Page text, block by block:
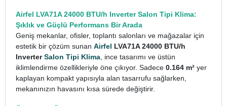
Airfel LVA71A 24000 BTU/h Inverter Salon Tipi Klima:
Şıklık ve Güçlü Performans Bir Arada
Geniş mekanlar, ofisler, toplantı salonları ve mağazalar için
estetik bir çözüm sunan Airfel LVA71A 24000 BTU/h
InverterSalon Tipi Klima , ince tasarımı ve üstün
iklimlendirme özellikleriyle öne çıkıyor. Sadece 0.164 m² yer
kaplayan kompakt yapısıyla alan tasarrufu sağlarken,
mekanınızın havasını kısa sürede değiştirir.